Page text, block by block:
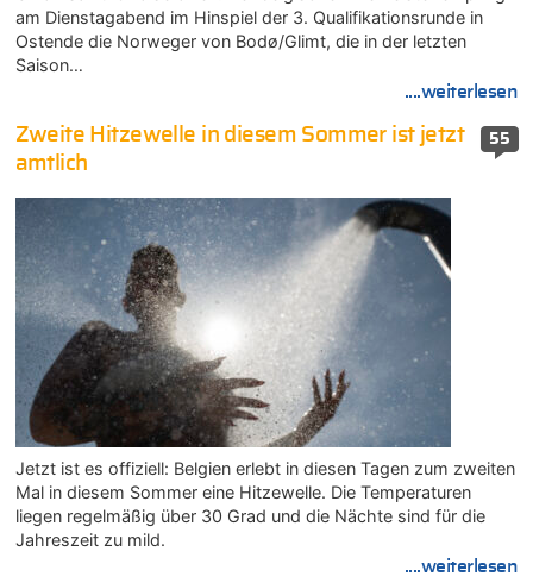
am Dienstagabend im Hinspiel der 3. Qualifikationsrunde in
Ostende die Norweger von Bodø/Glimt, die in der letzten
Saison…
....weiterlesen
55
Zweite Hitzewelle in diesem Sommer ist jetzt
amtlich
Jetzt ist es offiziell: Belgien erlebt in diesen Tagen zum zweiten
Mal in diesem Sommer eine Hitzewelle. Die Temperaturen
liegen regelmäßig über 30 Grad und die Nächte sind für die
Jahreszeit zu mild.
....weiterlesen